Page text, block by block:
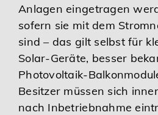
Anlagen eingetragen
sofern sie mit dem
sind – das gilt selbst für
Solar-Geräte, besser
Photovoltaik-
Besitzer müssen sich
nach Inbetriebnahme